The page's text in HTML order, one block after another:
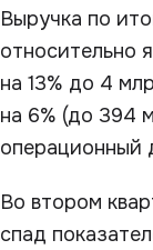
Выручка по
относительно
на 13% до 4
на 6% (до 394
операционный
Во втором
спад